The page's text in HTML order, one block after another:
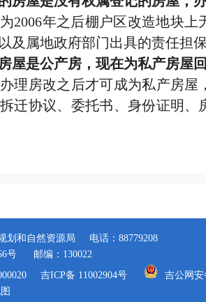
年之后棚户区改造地块上
及属地政府部门出具的责任担保
屋是公产房，现在为私产房屋
房改之后才可成为私产房屋
迁协议、委托书、身份证明
划和自然资源局
电话：88779208
号
邮编：130022
吉ICP备 11002904号
吉公网安